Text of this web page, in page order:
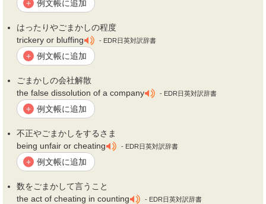
+ 例文帳に追加
はったりやごまかしの程度
trickery or bluffing
- EDR日英対訳辞書
+ 例文帳に追加
ごまかしの会社解散
the false dissolution of a company
- EDR日英対訳辞書
+ 例文帳に追加
不正やごまかしをするさま
being unfair or cheating
- EDR日英対訳辞書
+ 例文帳に追加
数をごまかして言うこと
the act of cheating in counting
- EDR日英対訳辞書